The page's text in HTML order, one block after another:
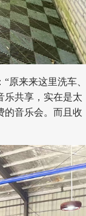
来来这里洗车、
乐共享，实在是太
的音乐会。而且收